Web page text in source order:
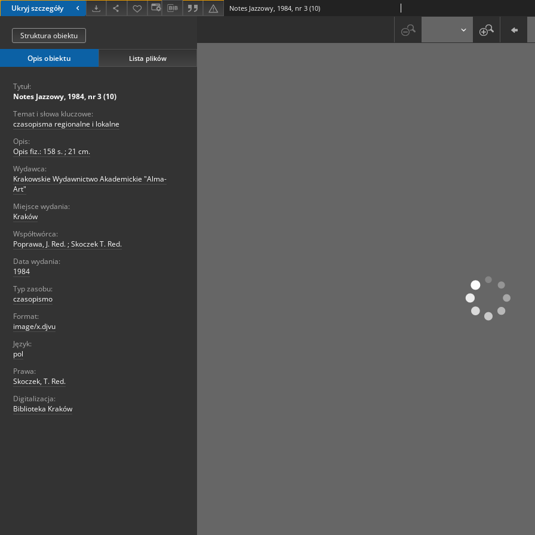
Ukryj szczegóły Notes Jazzowy, 1984, nr 3 (10)
Struktura obiektu
Opis obiektu Lista plików
Tytuł:
Notes Jazzowy, 1984, nr 3 (10)
Temat i słowa kluczowe:
czasopisma regionalne i lokalne
Opis:
Opis fiz.: 158 s. ; 21 cm.
Wydawca:
Krakowskie Wydawnictwo Akademickie "Alma-
Art"
Miejsce wydania:
Kraków
Współtwórca:
Poprawa, J. Red. ; Skoczek T. Red.
Data wydania:
1984
Typ zasobu:
czasopismo
Format:
image/x.djvu
Język:
pol
Prawa:
Skoczek, T. Red.
Digitalizacja:
Biblioteka Kraków